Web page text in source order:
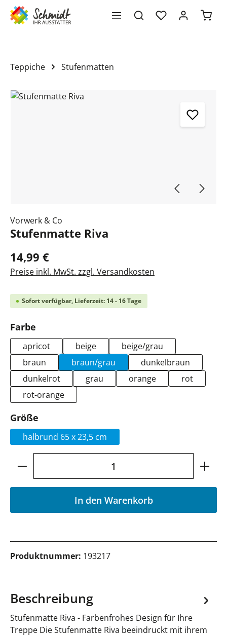
springen
Teppiche Stufenmatten
Bildergalerie überspringen
Vorwerk & Co
Stufenmatte Riva
14,99 €
Preise inkl. MwSt. zzgl. Versandkosten
Sofort verfügbar, Lieferzeit: 14 - 16 Tage
Farbe
apricot beige
beige/grau
braun
braun/grau
dunkelbraun
dunkelrot
grau orange
rot
rot-orange
Größe
halbrund 65 x 23,5 cm
Produkt Anzahl: Gib den gewünschten
In den Warenkorb
Produktnummer: 193217
Beschreibung
Stufenmatte Riva - Farbenfrohes Design für Ihre
Treppe Die Stufenmatte Riva beeindruckt mit ihrem